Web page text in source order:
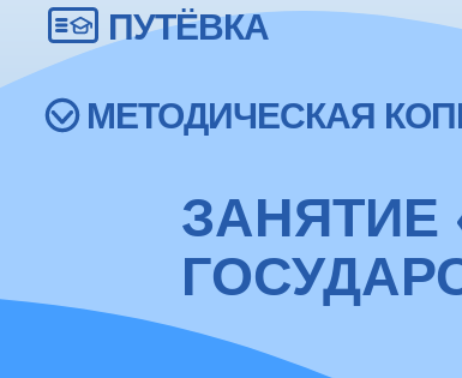
ПУТЁВКА
МЕТОДИЧЕСКАЯ
ЗАНЯТИЕ